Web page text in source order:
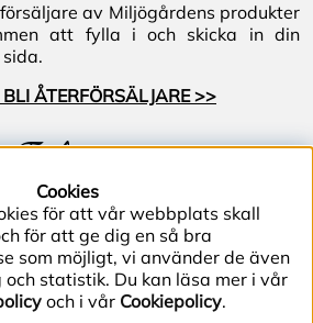
av Miljögårdens produkter
att fylla i och skicka in din
ÅTERFÖRSÄLJARE >>
Följ oss
Cookies
för att vår webbplats skall
för att ge dig en så bra
som möjligt, vi använder de även
statistik. Du kan läsa mer i vår
och i vår Cookiepolicy.